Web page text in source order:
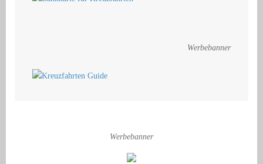
Werbebanner
Werbebanner